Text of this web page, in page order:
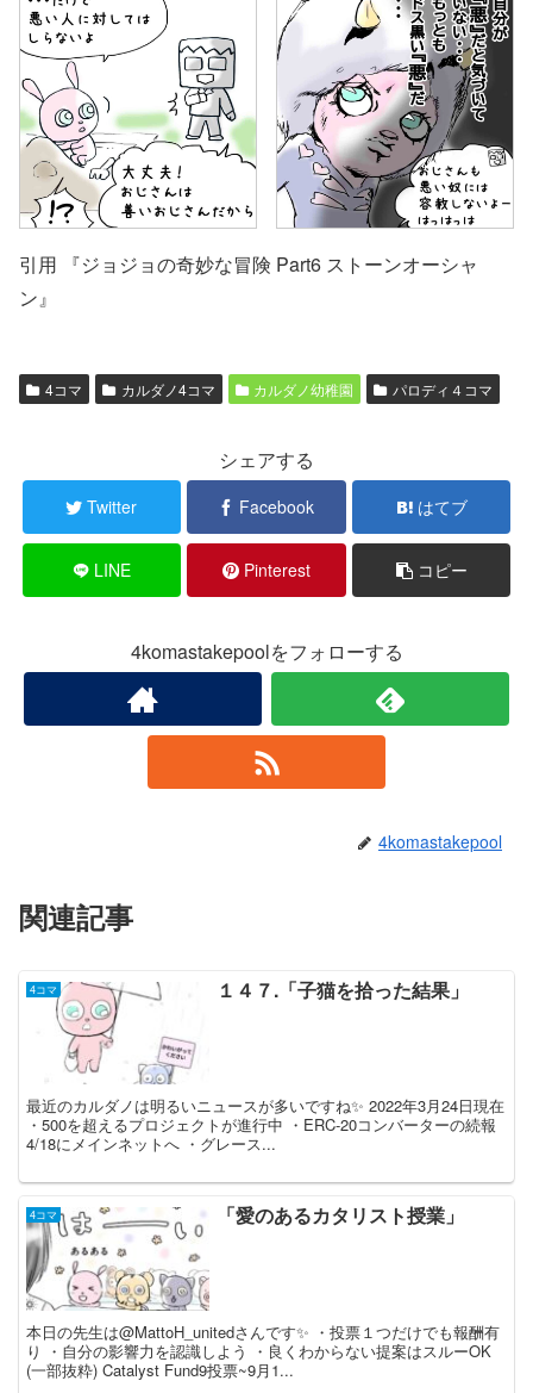
引用 『ジョジョの奇妙な冒険 Part6 ストーンオーシャ
ン』
4コマ カルダノ4コマ カルダノ幼稚園 パロディ４コマ
シェアする
Twitter Facebook はてブ
LINE Pinterest コピー
4komastakepoolをフォローする
4komastakepool
関連記事
4コマ １４７.「子猫を拾った結果」
最近のカルダノは明るいニュースが多いですね✨ 2022年3月24日現在
・500を超えるプロジェクトが進行中 ・ERC-20コンバーターの続報
4/18にメインネットへ ・グレース...
4コマ 「愛のあるカタリスト授業」
本日の先生は@MattoH_unitedさんです✨ ・投票１つだけでも報酬有
り ・自分の影響力を認識しよう ・良くわからない提案はスルーOK
(一部抜粋) Catalyst Fund9投票~9月1...